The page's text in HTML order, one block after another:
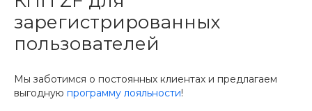
зарегистрированных
пользователей
Мы заботимся о постоянных клиентах и предлагаем
выгодную программу лояльности!